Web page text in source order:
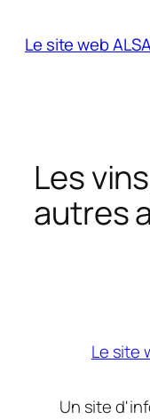
Le site web
Les
autres
Le site
Un site